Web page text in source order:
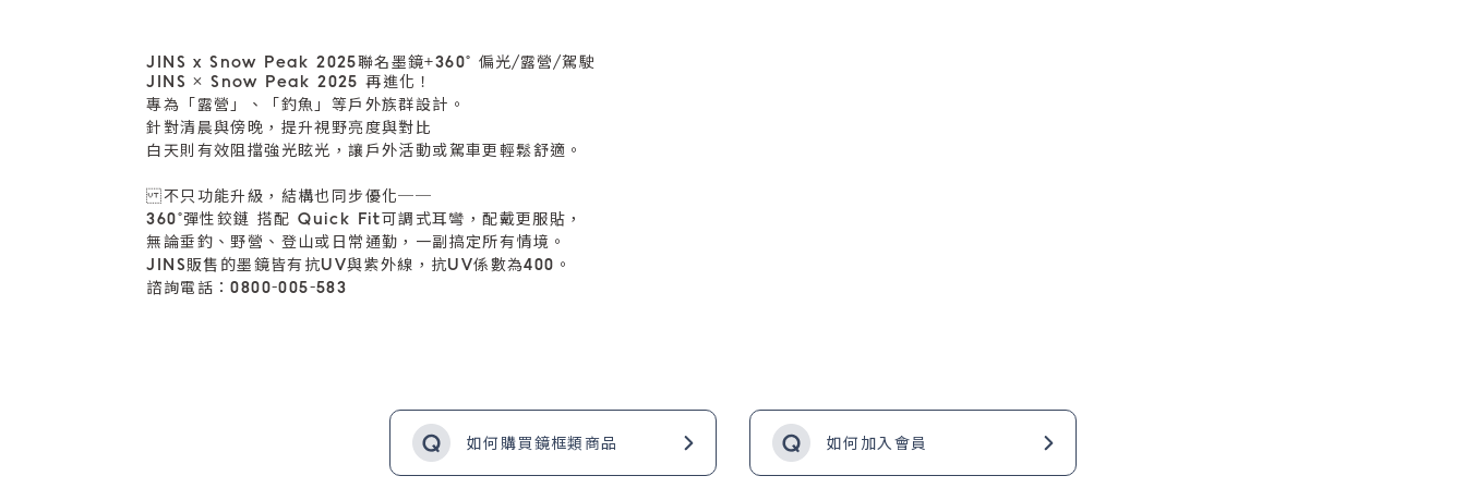
JINS x Snow Peak 2025聯名墨鏡+360° 偏光/露營/駕駛
JINS × Snow Peak 2025 再進化！
專為「露營」、「釣魚」等戶外族群設計。
針對清晨與傍晚，提升視野亮度與對比
白天則有效阻擋強光眩光，讓戶外活動或駕車更輕鬆舒適。
不只功能升級，結構也同步優化──
360°彈性鉸鏈 搭配 Quick Fit可調式耳彎，配戴更服貼，
無論垂釣、野營、登山或日常通勤，一副搞定所有情境。
JINS販售的墨鏡皆有抗UV與紫外線，抗UV係數為400。
諮詢電話：0800-005-583
如何購買鏡框類商品 如何加入會員